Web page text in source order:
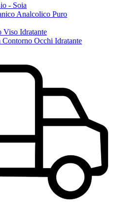
- Soia
Analcolico Puro
Viso Idratante
Occhi Idratante